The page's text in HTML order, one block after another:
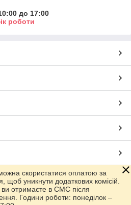
до 17:00
роботи
Prom.ua
скористатися оплатою за
щоб уникнути додаткових комісій.
ви отримаєте в СМС після
Години роботи: понеділок –